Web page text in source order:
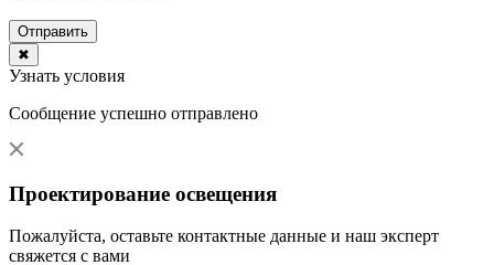
Отправить
✖
Узнать условия
Сообщение успешно отправлено
Проектирование освещения
Пожалуйста, оставьте контактные данные и наш эксперт
свяжется с вами